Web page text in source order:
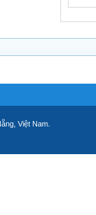
Việt Nam.